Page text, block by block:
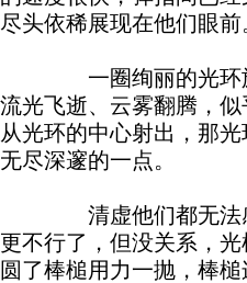
尽头依稀展现在他们眼前
一圈绚丽的光环旋
流光飞逝、云雾翻腾，
从光环的中心射出，那光
无尽深邃的一点。
清虚他们都无法感
更不行了，但没关系，
圆了棒槌用力一抛，棒